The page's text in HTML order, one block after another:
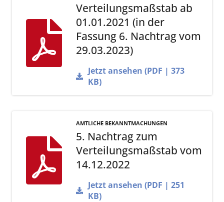
Verteilungsmaßstab ab
01.01.2021 (in der
Fassung 6. Nachtrag vom
29.03.2023)
Jetzt ansehen (PDF | 373
KB)
AMTLICHE BEKANNTMACHUNGEN
5. Nachtrag zum
Verteilungsmaßstab vom
14.12.2022
Jetzt ansehen (PDF | 251
KB)